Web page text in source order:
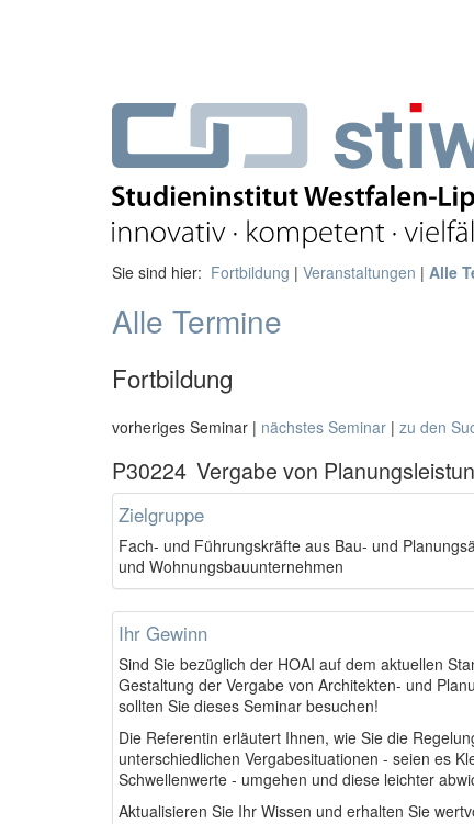
Sie sind hier: Fortbildung | Veranstaltungen | Alle
Alle Termine
Fortbildung
vorheriges Seminar | nächstes Seminar | zu den
P30224 Vergabe von
Zielgruppe
Fach- und Führungskräfte aus Bau- und
und Wohnungsbauunternehmen
Ihr Gewinn
Sind Sie bezüglich der HOAI auf dem aktuellen
Gestaltung der Vergabe von Architekten- und
sollten Sie dieses Seminar besuchen!
Die Referentin erläutert Ihnen, wie Sie die
unterschiedlichen Vergabesituationen - seien es
Schwellenwerte - umgehen und diese leichter
Aktualisieren Sie Ihr Wissen und erhalten Sie